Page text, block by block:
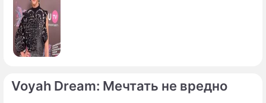
Voyah Dream: Мечтать не вредно